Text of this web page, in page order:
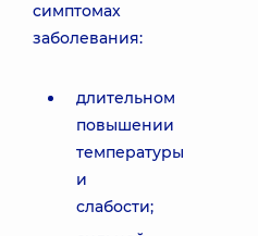
симптомах
заболевания:
длительном
повышении
температуры
и
слабости;